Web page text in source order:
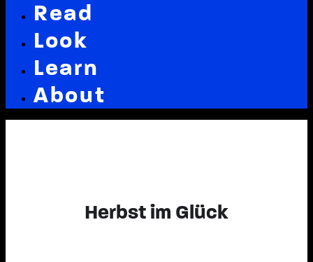
Read
Look
Learn
About
Herbst im Glück